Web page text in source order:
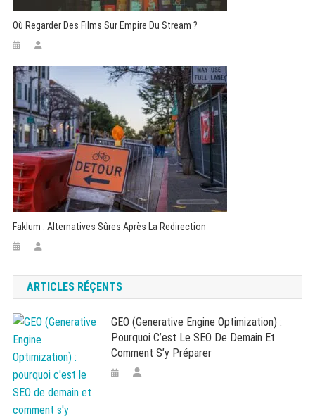
Où Regarder Des Films Sur Empire Du Stream ?
Faklum : Alternatives Sûres Après La Redirection
ARTICLES RÉÇENTS
GEO (Generative Engine Optimization) :
Pourquoi C’est Le SEO De Demain Et
Comment S’y Préparer